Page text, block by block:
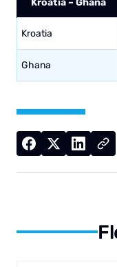
Kroatia – Ghana
Kroatia
Ghana